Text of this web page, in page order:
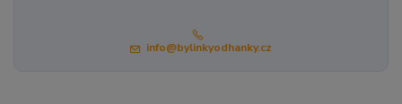
info@bylinkyodhanky.cz